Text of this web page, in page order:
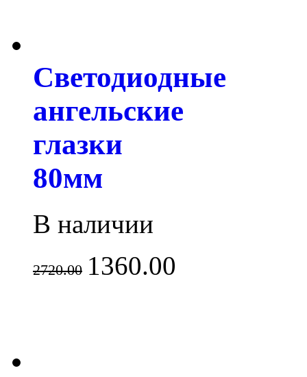
Светодиодные
ангельские
глазки
80мм
В наличии
2720.00 1360.00